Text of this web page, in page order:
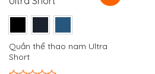
Quần thể thao nam Ultra
Short